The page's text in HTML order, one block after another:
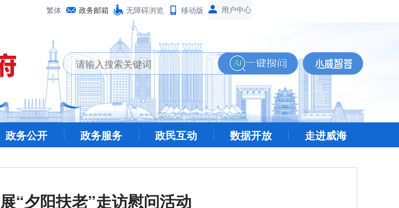
繁体 政务邮箱 无障碍浏览 移动版
政务公开 政务服务 政民互动 数据开放 走进威海
“夕阳扶老”走访慰问活动